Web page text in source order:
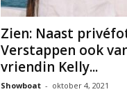
Zien: Naast
Verstappen ook
vriendin Kelly...
Showboat - oktober 4, 2021